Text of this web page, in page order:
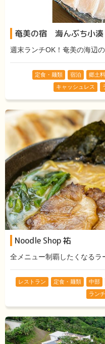
奄美の宿 海んぶち小湊
週末ランチOK！奄美の海辺
定食・麺類 宿泊 郷土
キャッシュレス
Noodle Shop 祐
全メニュー制覇したくなるラ
レストラン 定食・麺類 中部
ランチ